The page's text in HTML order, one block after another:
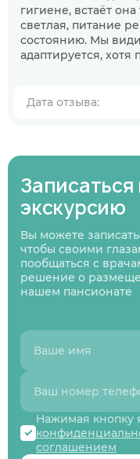
гигиене, встаёт
светлая, питание
состоянию. Мы
адаптируется,
Дата отзыва:
экскурсию
Вы можете
чтобы своими
пообщаться с
решение о
нашем пансионате
Нажимая кнопку
соглашением
Когда
пансионате?
соглашением
Нажимая
Нажимая
соглашением
Нажимая
соглашением